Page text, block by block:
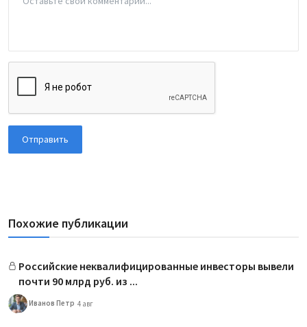
Отправить
Похожие публикации
Российские неквалифицированные инвесторы вывели
почти 90 млрд руб. из ...
Иванов Петр 4 авг